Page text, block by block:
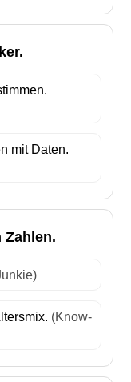
mit Daten.
Zahlen.
(Know-